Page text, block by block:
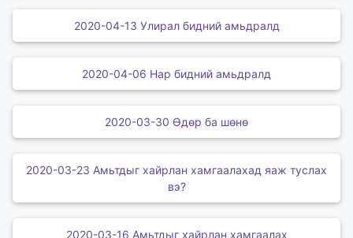
2020-04-13 Улирал бидний амьдралд
2020-04-06 Нар бидний амьдралд
2020-03-30 Өдөр ба шөнө
2020-03-23 Амьтдыг хайрлан хамгаалахад яаж туслах
вэ?
2020-03-16 Амьтдыг хайрлан хамгаалах